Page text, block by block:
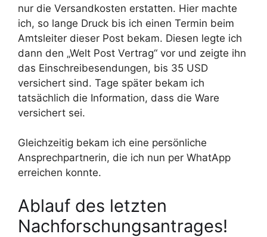
nur die Versandkosten erstatten. Hier machte
ich, so lange Druck bis ich einen Termin beim
Amtsleiter dieser Post bekam. Diesen legte ich
dann den „Welt Post Vertrag“ vor und zeigte ihn
das Einschreibesendungen, bis 35 USD
versichert sind. Tage später bekam ich
tatsächlich die Information, dass die Ware
versichert sei.
Gleichzeitig bekam ich eine persönliche
Ansprechpartnerin, die ich nun per WhatApp
erreichen konnte.
Ablauf des letzten
Nachforschungsantrages!